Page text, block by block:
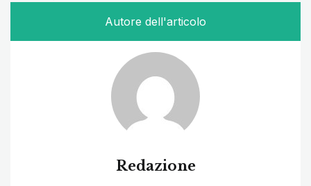
Autore dell'articolo
Redazione